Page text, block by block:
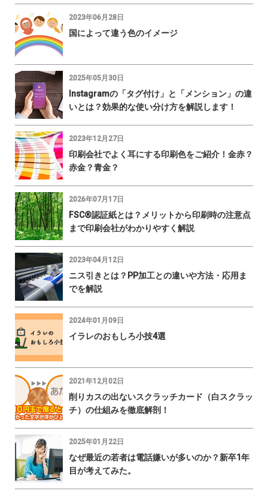
2023年06月28日
国によって違う色のイメージ
2025年05月30日
Instagramの「タグ付け」と「メンション」の違
いとは？効果的な使い分け方を解説します！
2023年12月27日
印刷会社でよく耳にする印刷色をご紹介！金赤？
赤金？青金？
2026年07月17日
FSC®認証紙とは？メリットから印刷時の注意点
まで印刷会社がわかりやすく解説
2023年04月12日
ニス引きとは？PP加工との違いや方法・応用ま
でを解説
2024年01月09日
イラレのおもしろ小技4選
2021年12月02日
削りカスの出ないスクラッチカード（白スクラッ
チ）の仕組みを徹底解剖！
2025年01月22日
なぜ最近の若者は電話嫌いが多いのか？新卒1年
目が考えてみた。